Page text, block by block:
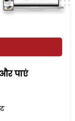
पाएं